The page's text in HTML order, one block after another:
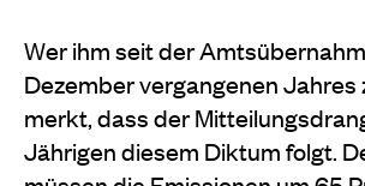
Wer ihm seit der
Dezember vergangenen Jahres
merkt, dass der
Jährigen diesem Diktum folgt.